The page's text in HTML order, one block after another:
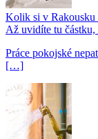
Kolik si v Rakousku
Až uvidíte tu částku,
Práce pokojské
[…]